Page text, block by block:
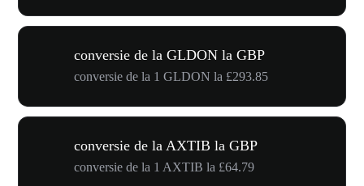
conversie de la GLDON la GBP
conversie de la 1 GLDON la £293.85
conversie de la AXTIB la GBP
conversie de la 1 AXTIB la £64.79